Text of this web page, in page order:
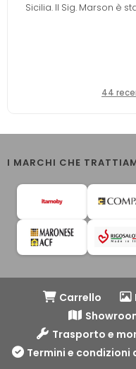
Sicilia. Il Sig. Marson è
44
I MARCHI CHE
Carrello
Trasporto e
Termini e condizioni